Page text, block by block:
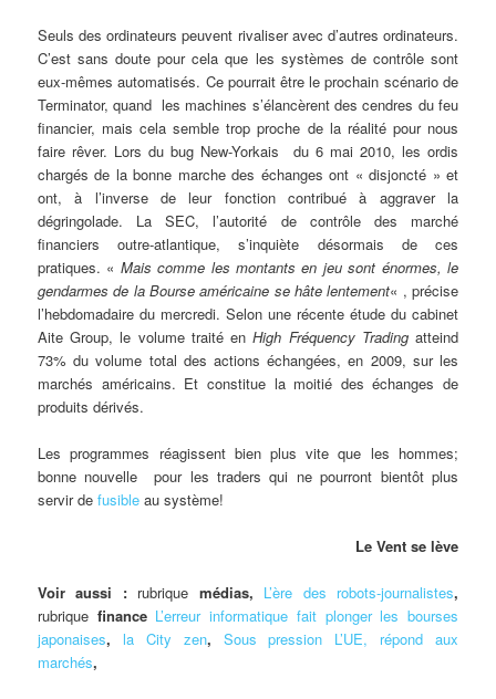
Seuls des ordinateurs peuvent rivaliser avec d’autres ordinateurs.
C’est sans doute pour cela que les systèmes de contrôle sont
eux-mêmes automatisés. Ce pourrait être le prochain scénario de
Terminator, quand les machines s’élancèrent des cendres du feu
financier, mais cela semble trop proche de la réalité pour nous
faire rêver. Lors du bug New-Yorkais du 6 mai 2010, les ordis
chargés de la bonne marche des échanges ont « disjoncté » et
ont, à l’inverse de leur fonction contribué à aggraver la
dégringolade. La SEC, l’autorité de contrôle des marché
financiers outre-atlantique, s’inquiète désormais de ces
pratiques. « Mais comme les montants en jeu sont énormes, le
gendarmes de la Bourse américaine se hâte lentement« , précise
l’hebdomadaire du mercredi. Selon une récente étude du cabinet
Aite Group, le volume traité enHigh Fréquency Tradingatteind
73% du volume total des actions échangées, en 2009, sur les
marchés américains. Et constitue la moitié des échanges de
produits dérivés.
Les programmes réagissent bien plus vite que les hommes;
bonne nouvelle pour les traders qui ne pourront bientôt plus
servir defusible au système!
Le Vent se lève
Voir aussi : rubrique médias, L’ère des robots-journalistes,
rubrique finance L’erreur informatique fait plonger les bourses
japonaises, la City zen, Sous pression L’UE, répond aux
marchés,